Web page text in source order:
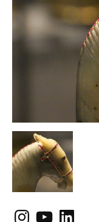
Instagram
YouTubeLinkedIn